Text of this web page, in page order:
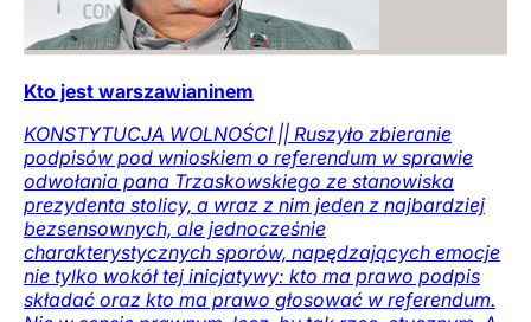
Kto jest warszawianinem
KONSTYTUCJA WOLNOŚCI || Ruszyło zbieranie
podpisów pod wnioskiem o referendum w sprawie
odwołania pana Trzaskowskiego ze stanowiska
prezydenta stolicy, a wraz z nim jeden z najbardziej
bezsensownych, ale jednocześnie
charakterystycznych sporów, napędzających emocje
nie tylko wokół tej inicjatywy: kto ma prawo podpis
składać oraz kto ma prawo głosować w referendum.